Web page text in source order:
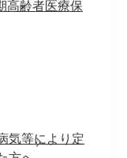
高齢者医療保
気等により定